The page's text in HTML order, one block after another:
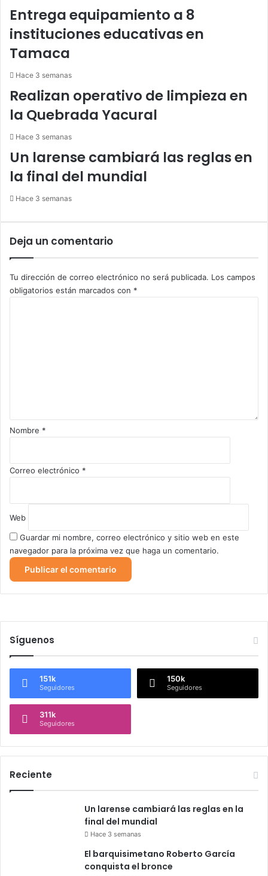
Entrega equipamiento a 8
instituciones educativas en
Tamaca
Hace 3 semanas
Realizan operativo de limpieza en
la Quebrada Yacural
Hace 3 semanas
Un larense cambiará las reglas en
la final del mundial
Hace 3 semanas
Deja un comentario
Tu dirección de correo electrónico no será publicada. Los campos
obligatorios están marcados con *
o
*
Nombre *
Correo electrónico *
Web
Guardar mi nombre, correo electrónico y sitio web en este
navegador para la próxima vez que haga un comentario.
Síguenos
151k
Seguidores
150k
Seguidores
311k
Seguidores
Reciente
Un larense cambiará las reglas en la
final del mundial
Hace 3 semanas
El barquisimetano Roberto García
conquista el bronce